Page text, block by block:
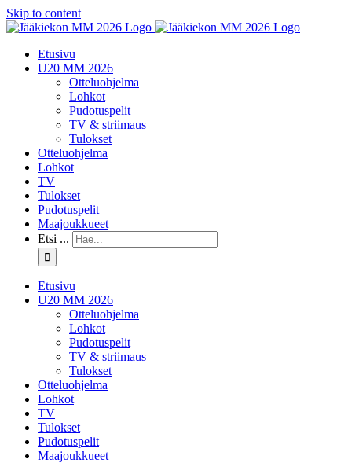
Skip to content
Etusivu
U20 MM 2026
Otteluohjelma
Lohkot
Pudotuspelit
TV & striimaus
Tulokset
Otteluohjelma
Lohkot
TV
Tulokset
Pudotuspelit
Maajoukkueet
Etsi ...
Etusivu
U20 MM 2026
Otteluohjelma
Lohkot
Pudotuspelit
TV & striimaus
Tulokset
Otteluohjelma
Lohkot
TV
Tulokset
Pudotuspelit
Maajoukkueet